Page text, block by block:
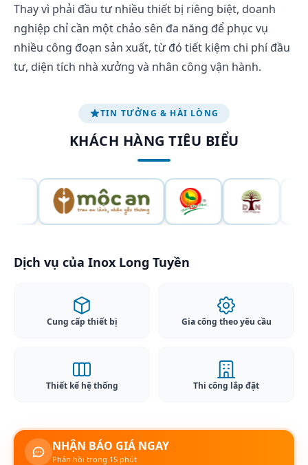
Thay vì phải đầu tư nhiều thiết bị riêng biệt, doanh
nghiệp chỉ cần một chảo sên đa năng để phục vụ
nhiều công đoạn sản xuất, từ đó tiết kiệm chi phí đầu
tư, diện tích nhà xưởng và nhân công vận hành.
TIN TƯỞNG & HÀI LÒNG
KHÁCH HÀNG TIÊU BIỂU
Dịch vụ của Inox Long Tuyền
Cung cấp thiết bị Gia công theo yêu cầu
Thiết kế hệ thống Thi công lắp đặt
NHẬN BÁO GIÁ NGAY
Phản hồi trong 15 phút